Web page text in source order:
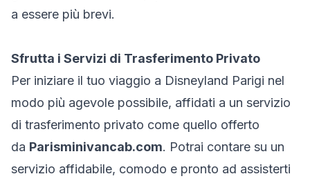
a essere più brevi.
Sfrutta i Servizi di Trasferimento Privato
Per iniziare il tuo viaggio a Disneyland Parigi nel
modo più agevole possibile, affidati a un servizio
di trasferimento privato come quello offerto
da Parisminivancab.com. Potrai contare su un
servizio affidabile, comodo e pronto ad assisterti